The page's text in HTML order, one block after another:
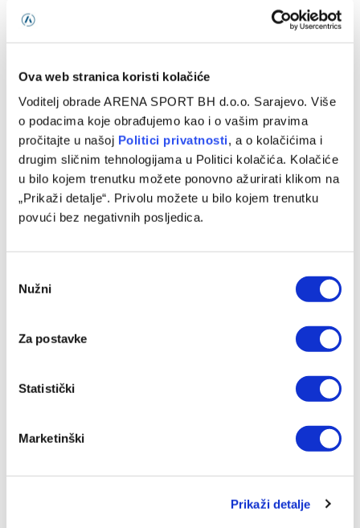
Ova web stranica koristi kolačiće
Voditelj obrade ARENA SPORT BH d.o.o. Sarajevo. Više
o podacima koje obrađujemo kao i o vašim pravima
pročitajte u našoj Politici privatnosti, a o kolačićima i
drugim sličnim tehnologijama u Politici kolačića. Kolačiće
u bilo kojem trenutku možete ponovno ažurirati klikom na
„Prikaži detalje“. Privolu možete u bilo kojem trenutku
povući bez negativnih posljedica.
Selection
Nužni
Za postavke
Statistički
Marketinški
Prikaži detalje
Blondon Meyapya Filip Erić Luka Juričić
tim kola Vasilije Đurić Viktor Rogan
FacebookTwitterPinterest LinkedInTumblr WhatsAppEmail
Sport: West Ham traži bodove
reprezentacije za Mundijal,
odluka šokirala selektora